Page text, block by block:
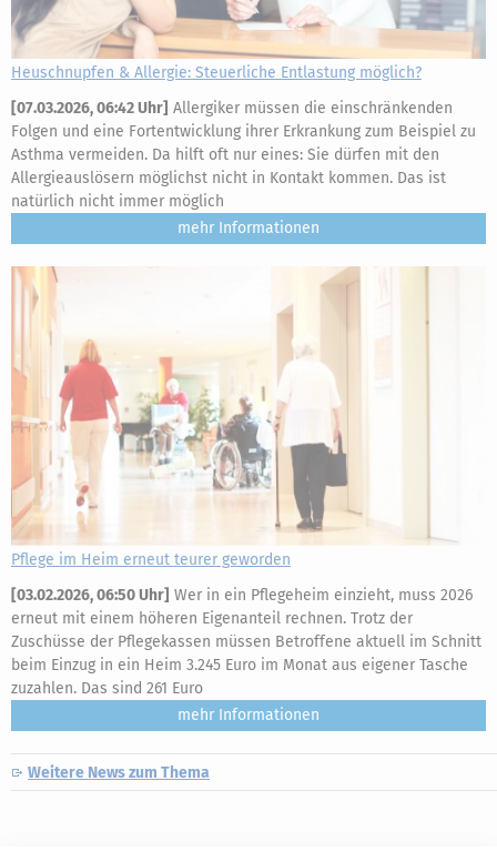
Heuschnupfen & Allergie: Steuerliche Entlastung möglich?
[07.03.2026, 06:42 Uhr] Allergiker müssen die einschränkenden
Folgen und eine Fortentwicklung ihrer Erkrankung zum Beispiel zu
Asthma vermeiden. Da hilft oft nur eines: Sie dürfen mit den
Allergieauslösern möglichst nicht in Kontakt kommen. Das ist
natürlich nicht immer möglich
mehr
Pflege im Heim erneut teurer geworden
[03.02.2026, 06:50 Uhr] Wer in ein Pflegeheim einzieht, muss 2026
erneut mit einem höheren Eigenanteil rechnen. Trotz der
Zuschüsse der Pflegekassen müssen Betroffene aktuell im Schnitt
beim Einzug in ein Heim 3.245 Euro im Monat aus eigener Tasche
zuzahlen. Das sind 261 Euro
mehr
Weitere News zum Thema